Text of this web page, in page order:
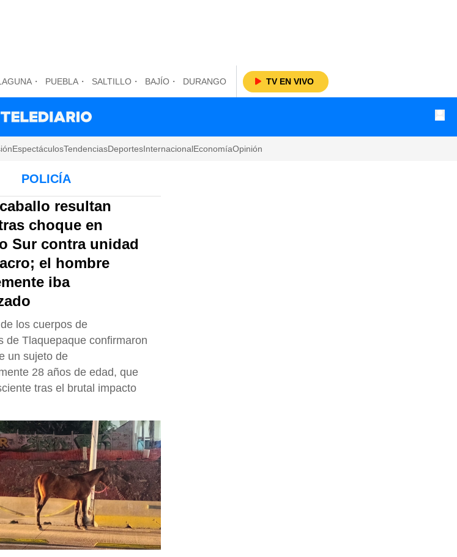
PUEBLA SALTILLO BAJÍO DURANGO TV EN VIVO
EspectáculosTendenciasDeportesInternacionalEconomíaOpinión
POLICÍA
resultan
choque en
Sur contra unidad
el hombre
iba
los cuerpos de
de Tlaquepaque confirmaron
un sujeto de
28 años de edad, que
tras el brutal impacto